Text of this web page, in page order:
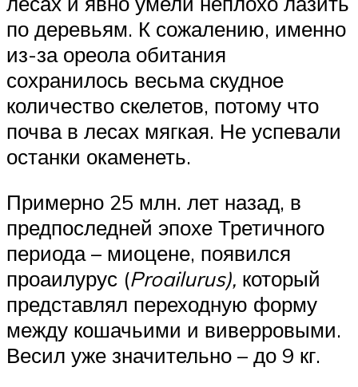
по деревьям. К сожалению, именно
из-за ореола обитания
сохранилось весьма скудное
количество скелетов, потому что
почва в лесах мягкая. Не успевали
останки окаменеть.
Примерно 25 млн. лет назад, в
предпоследней эпохе Третичного
периода – миоцене, появился
проаилурус (Proailurus), который
представлял переходную форму
между кошачьими и виверровыми.
Весил уже значительно – до 9 кг.